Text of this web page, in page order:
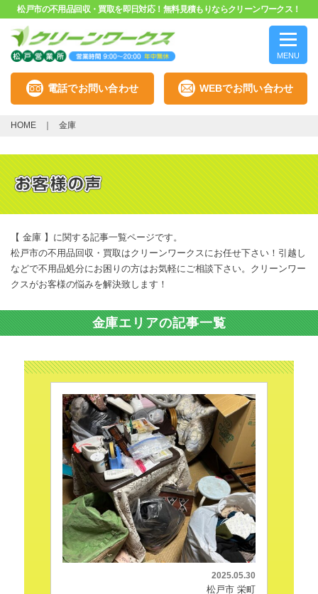
松戸市の不用品回収・買取を即日対応！無料見積もりならクリーンワークス！
MENU
電話でお問い合わせ WEBでお問い合わせ
HOME 金庫
【 金庫 】に関する記事一覧ページです。
松戸市の不用品回収・買取はクリーンワークスにお任せ下さい！引越し
などで不用品処分にお困りの方はお気軽にご相談下さい。クリーンワー
クスがお客様の悩みを解決致します！
金庫エリアの記事一覧
2025.05.30
松戸市 栄町